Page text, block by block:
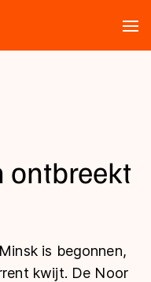
ontbreekt
is begonnen,
kwijt. De Noor